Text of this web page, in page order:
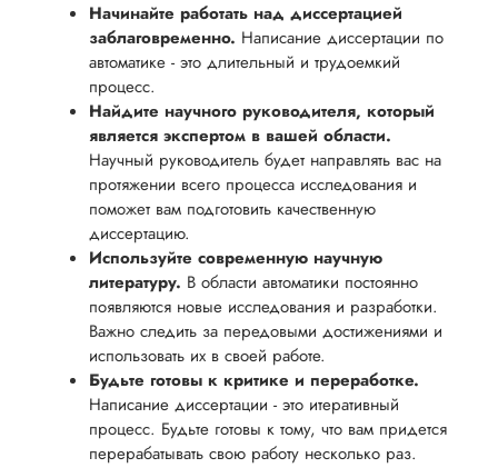
Начинайте работать над диссертацией
заблаговременно. Написание диссертации по
автоматике - это длительный и трудоемкий
процесс.
Найдите научного руководителя, который
является экспертом в вашей области.
Научный руководитель будет направлять вас на
протяжении всего процесса исследования и
поможет вам подготовить качественную
диссертацию.
Используйте современную научную
литературу. В области автоматики постоянно
появляются новые исследования и разработки.
Важно следить за передовыми достижениями и
использовать их в своей работе.
Будьте готовы к критике и переработке.
Написание диссертации - это итеративный
процесс. Будьте готовы к тому, что вам придется
перерабатывать свою работу несколько раз.